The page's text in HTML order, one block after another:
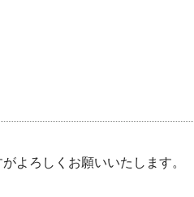
よろしくお願いいたします。